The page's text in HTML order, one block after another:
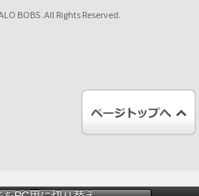
BOBS .All Rights Reserved.